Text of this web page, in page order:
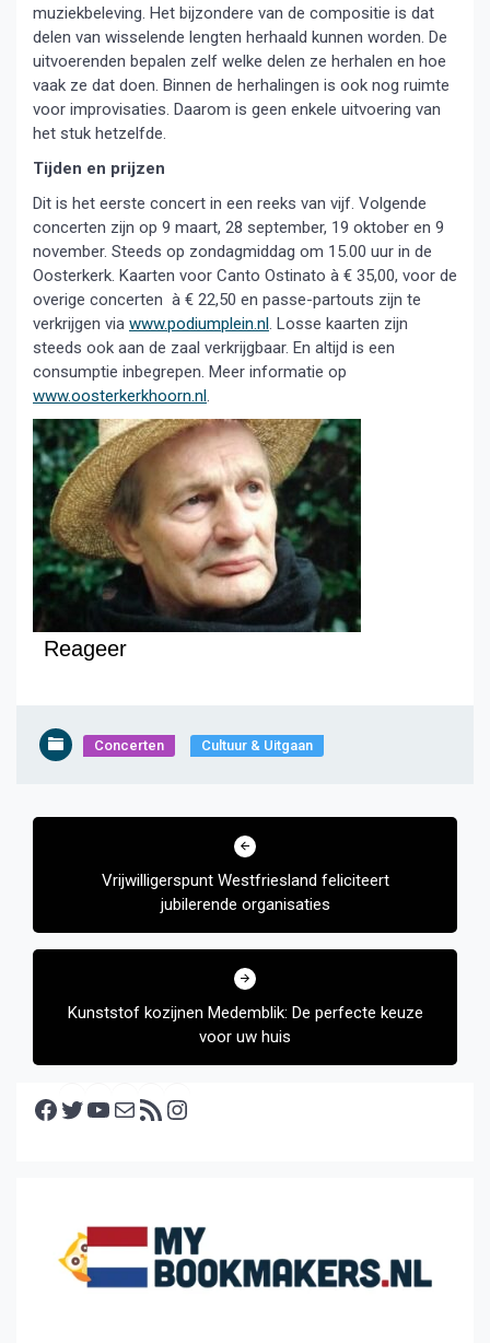
muziekbeleving. Het bijzondere van de compositie is dat
delen van wisselende lengten herhaald kunnen worden. De
uitvoerenden bepalen zelf welke delen ze herhalen en hoe
vaak ze dat doen. Binnen de herhalingen is ook nog ruimte
voor improvisaties. Daarom is geen enkele uitvoering van
het stuk hetzelfde.
Tijden en prijzen
Dit is het eerste concert in een reeks van vijf. Volgende
concerten zijn op 9 maart, 28 september, 19 oktober en 9
november. Steeds op zondagmiddag om 15.00 uur in de
Oosterkerk. Kaarten voor Canto Ostinato à € 35,00, voor de
overige concerten à € 22,50 en passe-partouts zijn te
verkrijgen via www.podiumplein.nl. Losse kaarten zijn
steeds ook aan de zaal verkrijgbaar. En altijd is een
consumptie inbegrepen. Meer informatie op
www.oosterkerkhoorn.nl.
Reageer
Concerten Cultuur & Uitgaan
Bericht
Vrijwilligerspunt Westfriesland feliciteert
jubilerende organisaties
Kunststof kozijnen Medemblik: De perfecte keuze
voor uw huis
Facebook Twitter YouTube E-mail RSS feed